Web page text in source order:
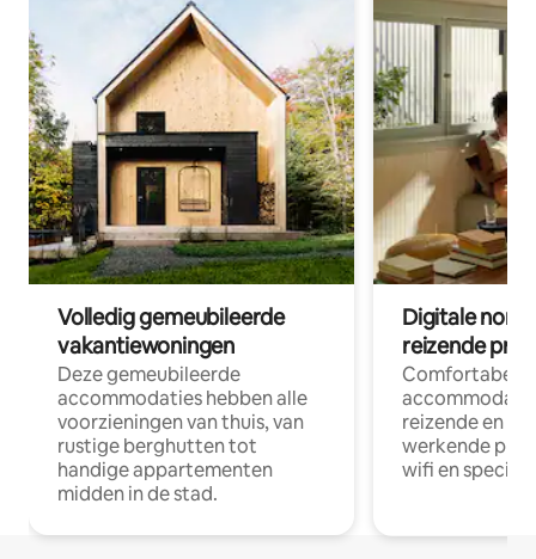
Volledig gemeubileerde
vakantiewoningen
Deze gemeubileerde
accommodaties hebben alle
voorzieningen van thuis, van
rustige berghutten tot
handige appartementen
midden in de stad.
Digitale
reizende
Comfortabele
reizende en
werkende
wifi en